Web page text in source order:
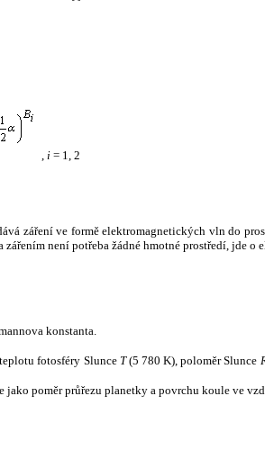
, i = 1, 2
záření ve formě elektromagnetických vln do
není potřeba žádné hmotné prostředí, jde o
konstanta.
fotosféry Slunce T(5 780 K), poloměr Slunce
poměr průřezu planetky a povrchu koule ve